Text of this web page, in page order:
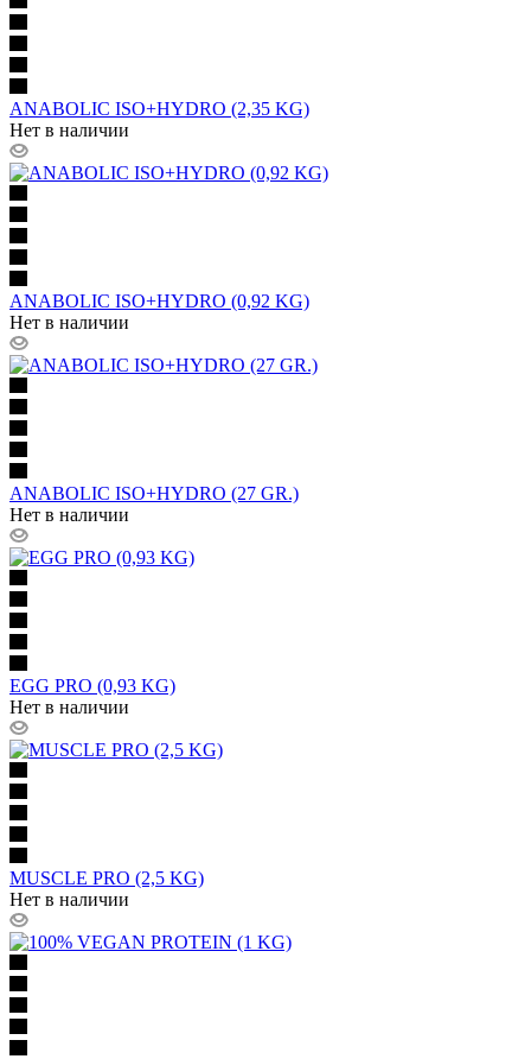
ANABOLIC ISO+HYDRO (2,35 KG)
Нет в наличии
ANABOLIC ISO+HYDRO (0,92 KG)
Нет в наличии
ANABOLIC ISO+HYDRO (27 GR.)
Нет в наличии
EGG PRO (0,93 KG)
Нет в наличии
MUSCLE PRO (2,5 KG)
Нет в наличии